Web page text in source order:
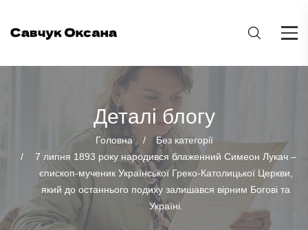
Деталі блогу
Головна
Без категорії
7 липня 1893 року народився блаженний Симеон Лукач –
єпископ-мученик Української Греко-Католицької Церкви,
який до останнього подиху залишався вірним Богові та
Україні.